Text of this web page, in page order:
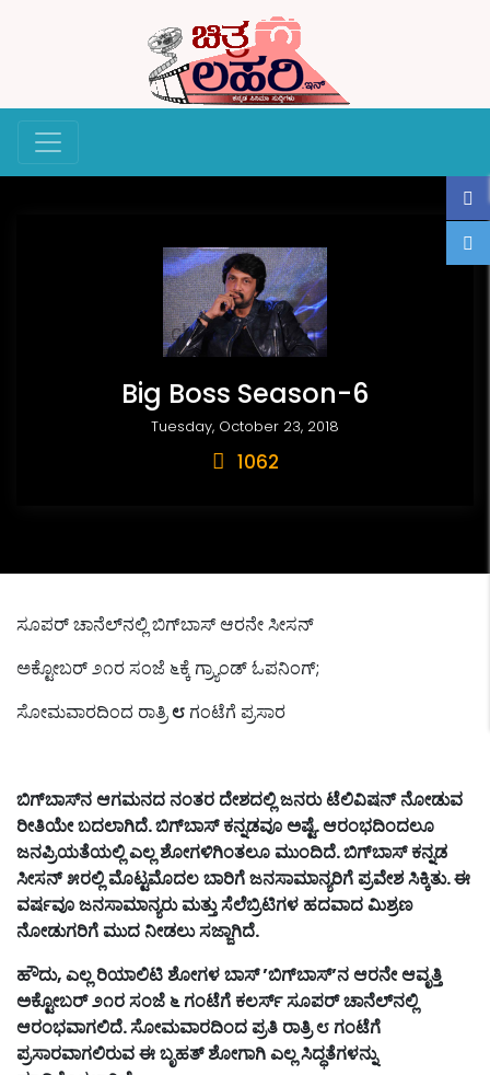
Big Boss Season-6
Tuesday, October 23, 2018
1062
ಸೂಪರ್ ಚಾನೆಲ್‌ನಲ್ಲಿ ಬಿಗ್‌ಬಾಸ್ ಆರನೇ ಸೀಸನ್
ಅಕ್ಟೋಬರ್ ೨೧ರ ಸಂಜೆ ೬ಕ್ಕೆ ಗ್ರ್ಯಾಂಡ್ ಓಪನಿಂಗ್;
ಸೋಮವಾರದಿಂದ ರಾತ್ರಿ೮ ಗಂಟೆಗೆ ಪ್ರಸಾರ
ಬಿಗ್ಬಾಸ್ನಆಗಮನದನಂತರದೇಶದಲ್ಲಿಜನರುಟೆಲಿವಿಷನ್ನೋಡುವ
ರೀತಿಯೇಬದಲಾಗಿದೆ.ಬಿಗ್ಬಾಸ್ ಕನ್ನಡವೂಅಷ್ಟೆ.ಆರಂಭದಿಂದಲೂ
ಜನಪ್ರಿಯತೆಯಲ್ಲಿಎಲ್ಲಶೋಗಳಿಗಿಂತಲೂ ಮುಂದಿದೆ.ಬಿಗ್ಬಾಸ್ ಕನ್ನಡ
ಸೀಸನ್೫ರಲ್ಲಿ ಮೊಟ್ಟಮೊದಲಬಾರಿಗೆಜನಸಾಮಾನ್ಯರಿಗೆ ಪ್ರವೇಶಸಿಕ್ಕಿತು.ಈ
ವರ್ಷವೂಜನಸಾಮಾನ್ಯರು ಮತ್ತುಸೆಲೆಬ್ರಿಟಿಗಳ ಹದವಾದಮಿಶ್ರಣ
ನೋಡುಗರಿಗೆ ಮುದನೀಡಲುಸಜ್ಜಾಗಿದೆ.
ಹೌದು,ಎಲ್ಲ ರಿಯಾಲಿಟಿಶೋಗಳಬಾಸ್’ಬಿಗ್ಬಾಸ್’ನಆರನೇಆವೃತ್ತಿ
ಅಕ್ಟೋಬರ್೨೧ರಸಂಜೆ ೬ ಗಂಟೆಗೆ ಕಲರ್ಸ್ಸೂಪರ್ಚಾನೆಲ್ನಲ್ಲಿ
ಆರಂಭವಾಗಲಿದೆ.ಸೋಮವಾರದಿಂದ ಪ್ರತಿರಾತ್ರಿ೮ ಗಂಟೆಗೆ
ಪ್ರಸಾರವಾಗಲಿರುವಈಬೃಹತ್ಶೋಗಾಗಿಎಲ್ಲಸಿದ್ಧತೆಗಳನ್ನು